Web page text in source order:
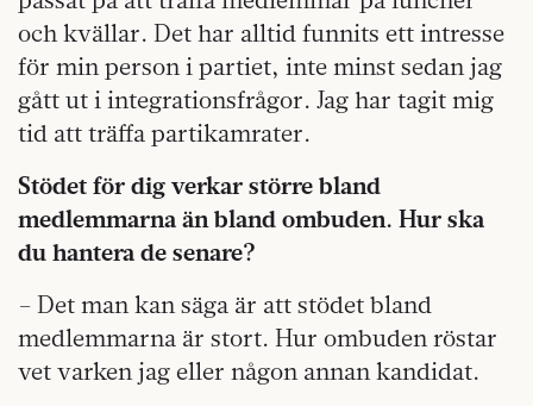
och kvällar. Det har alltid funnits ett intresse
för min person i partiet, inte minst sedan jag
gått ut i integrationsfrågor. Jag har tagit mig
tid att träffa partikamrater.
Stödet för dig verkar större bland
medlemmarna än bland ombuden. Hur ska
du hantera de senare?
– Det man kan säga är att stödet bland
medlemmarna är stort. Hur ombuden röstar
vet varken jag eller någon annan kandidat.